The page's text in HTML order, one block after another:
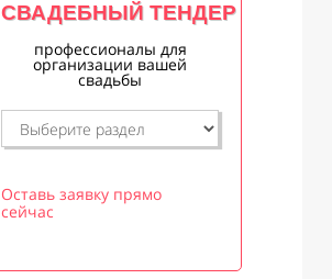
СВАДЕБНЫЙ ТЕНДЕР
профессионалы для
организации вашей
свадьбы
Оставь заявку прямо
сейчас